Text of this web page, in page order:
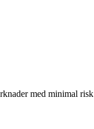
med minimal risk